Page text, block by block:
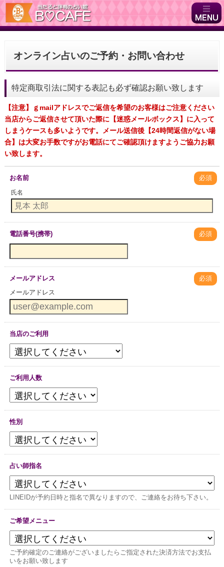
オンライン占いのご予約・お問い合わせ
特定商取引法に関する表記も必ず確認お願い致します
【注意】ｇmailアドレスでご返信を希望のお客様はご注意ください
当店からご返信させて頂いた際に【迷惑メールボックス】に入って
しまうケースも多いようです。メール送信後【24時間返信がない場
合】は大変お手数ですがお電話にてご確認頂けますようご協力お願
い致します。
お名前 必須
氏名
電話番号(携帯) 必須
メールアドレス
必須
メールアドレス
当店のご利用
ご利用人数
性別
占い師指名
LINEIDが予約日時と指名で異なりますので、ご連絡をお待ち下さい。
ご希望メニュー
ご予約確定のご連絡がございましたらご指定された決済方法でお支払
いをお願い致します